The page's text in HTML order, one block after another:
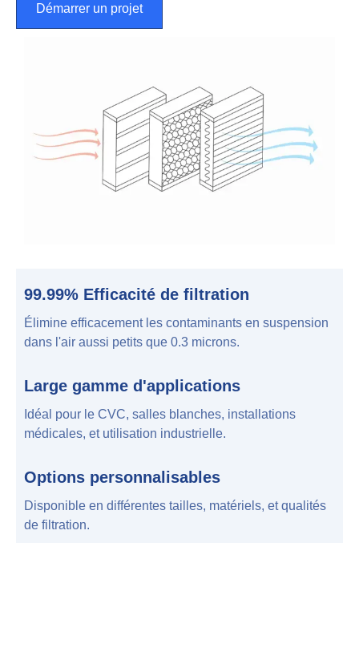
Démarrer un projet
99.99% Efficacité de filtration
Élimine efficacement les contaminants en suspension
dans l'air aussi petits que 0.3 microns.
Large gamme d'applications
Idéal pour le CVC, salles blanches, installations
médicales, et utilisation industrielle.
Options personnalisables
Disponible en différentes tailles, matériels, et qualités
de filtration.